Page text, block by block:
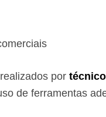
por
de ferramentas